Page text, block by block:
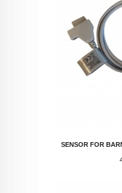
SENSOR FOR